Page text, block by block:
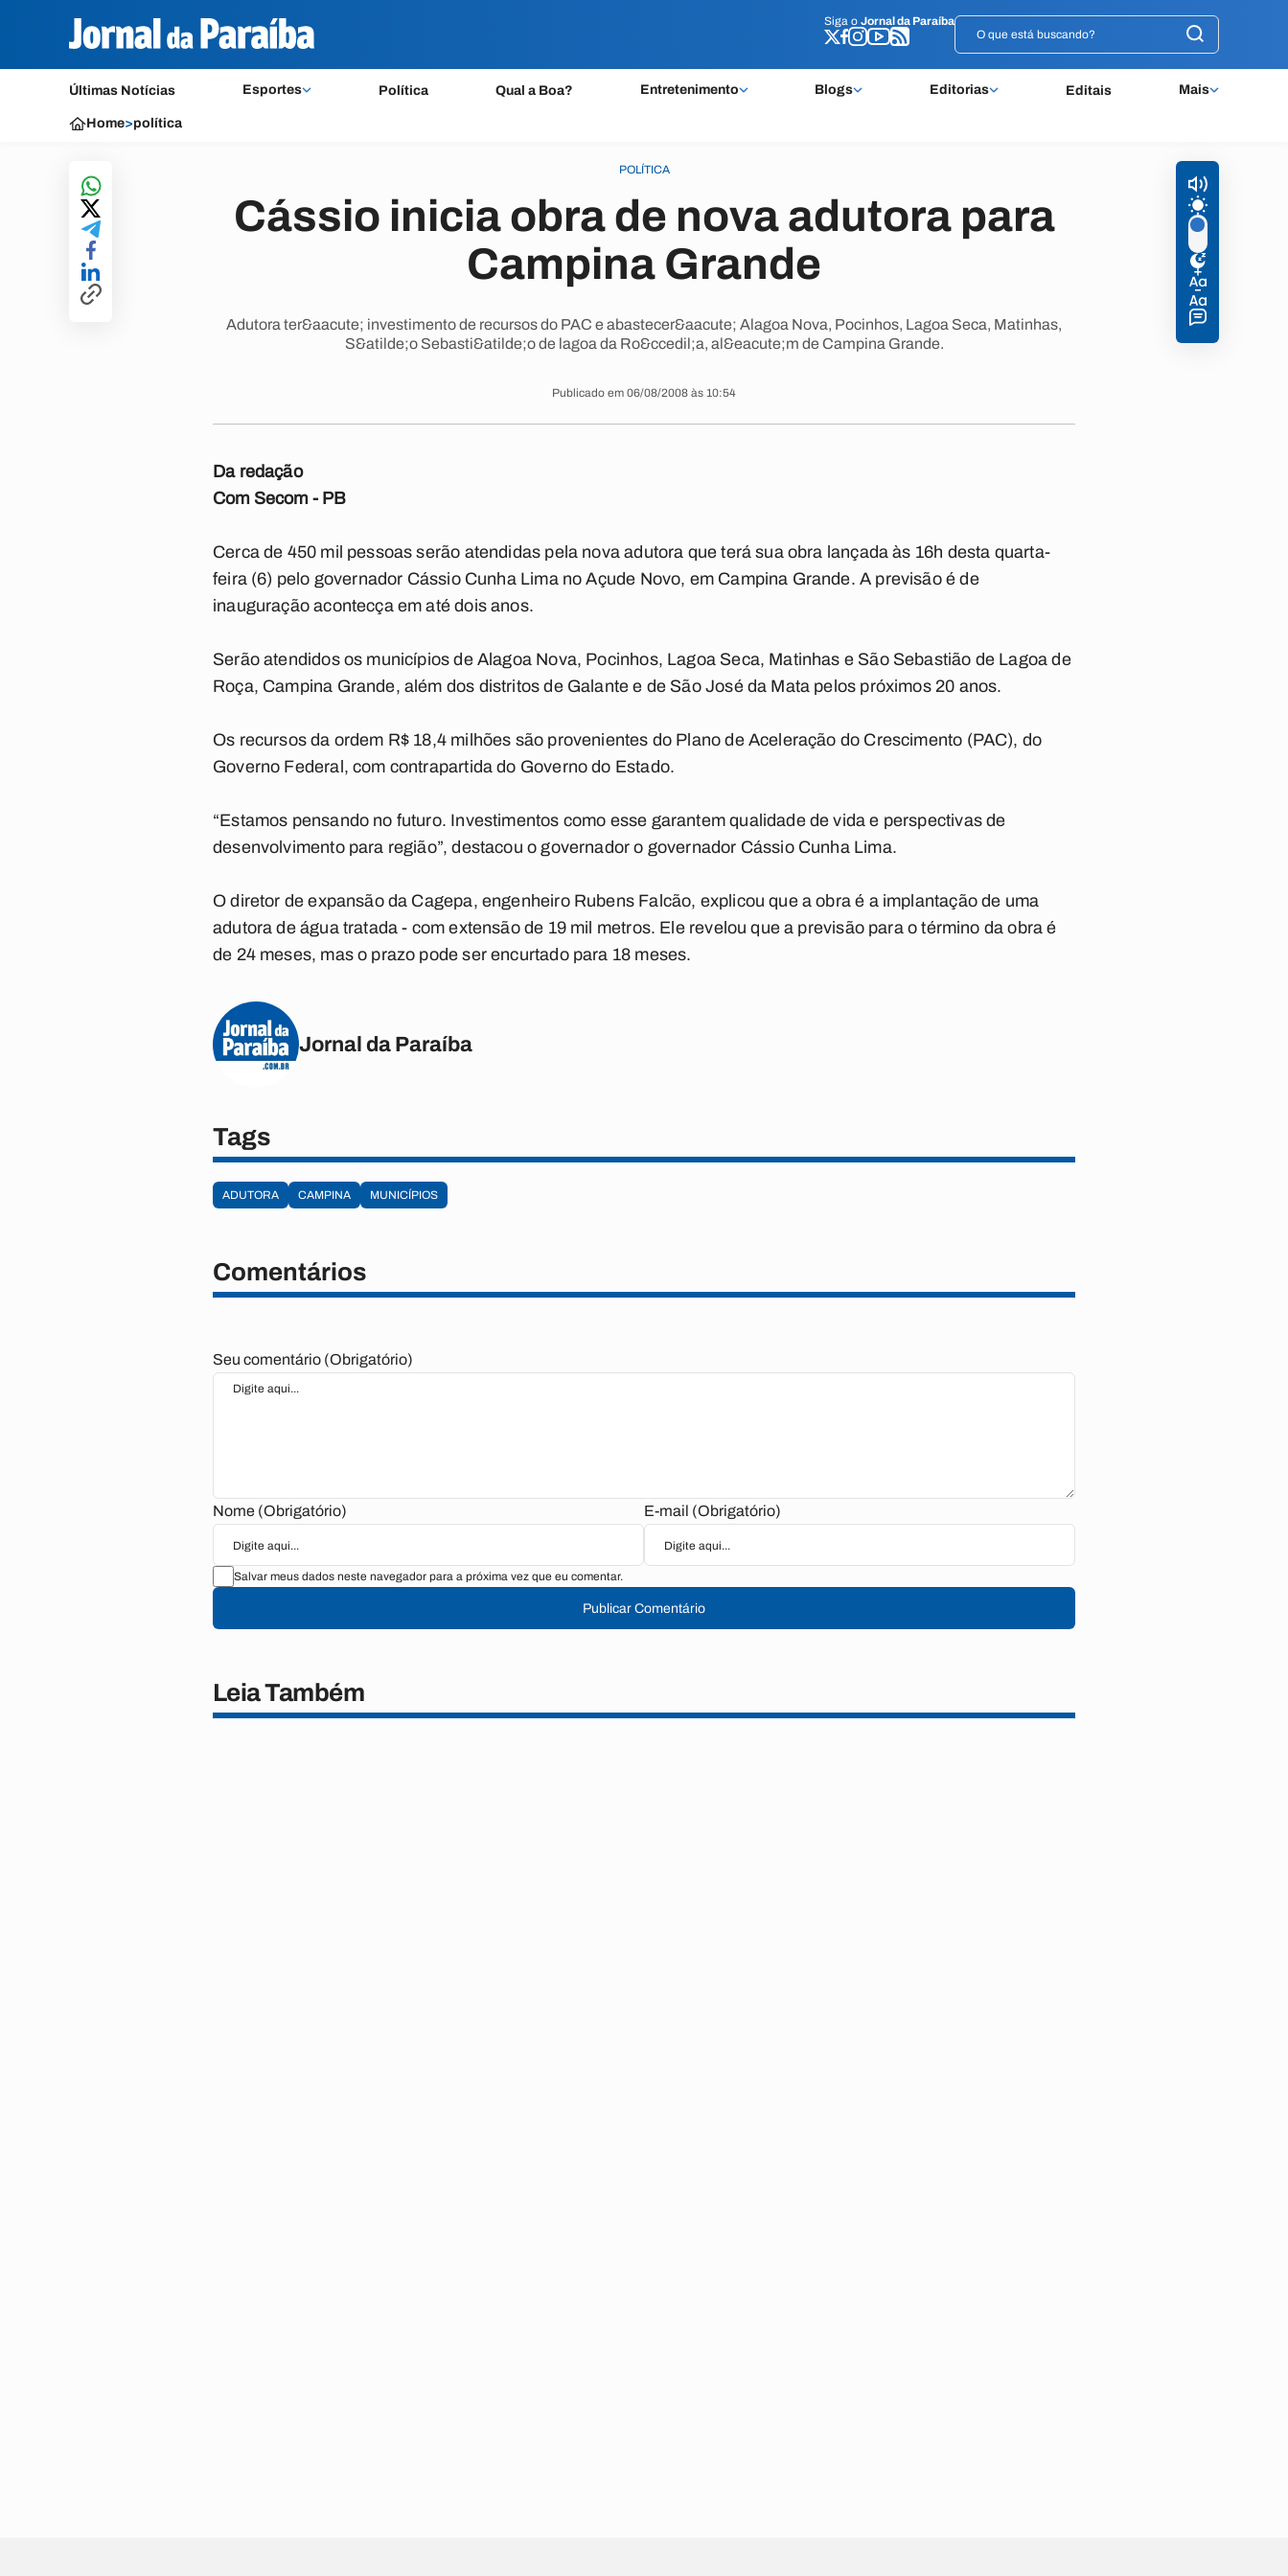
Siga o Jornal da Paraíba
Últimas Notícias Esportes Política Qual a Boa? Entretenimento Blogs Editorias Editais Mais
Siga o Jornal da Paraíba
Home>política
POLÍTICA
Cássio inicia obra de nova adutora para
Campina Grande
Adutora ter&aacute; investimento de recursos do PAC e abastecer&aacute; Alagoa Nova, Pocinhos, Lagoa Seca, Matinhas,
S&atilde;o Sebasti&atilde;o de lagoa da Ro&ccedil;a, al&eacute;m de Campina Grande.
Publicado em 06/08/2008 às 10:54
Da redação
Com Secom - PB
Cerca de 450 mil pessoas serão atendidas pela nova adutora que terá sua obra lançada às 16h desta quarta-
feira (6) pelo governador Cássio Cunha Lima no Açude Novo, em Campina Grande. A previsão é de
inauguração acontecça em até dois anos.
Serão atendidos os municípios de Alagoa Nova, Pocinhos, Lagoa Seca, Matinhas e São Sebastião de Lagoa de
Roça, Campina Grande, além dos distritos de Galante e de São José da Mata pelos próximos 20 anos.
Os recursos da ordem R$ 18,4 milhões são provenientes do Plano de Aceleração do Crescimento (PAC), do
Governo Federal, com contrapartida do Governo do Estado.
“Estamos pensando no futuro. Investimentos como esse garantem qualidade de vida e perspectivas de
desenvolvimento para região”, destacou o governador o governador Cássio Cunha Lima.
O diretor de expansão da Cagepa, engenheiro Rubens Falcão, explicou que a obra é a implantação de uma
adutora de água tratada - com extensão de 19 mil metros. Ele revelou que a previsão para o término da obra é
de 24 meses, mas o prazo pode ser encurtado para 18 meses.
Jornal da Paraíba
Tags
ADUTORA CAMPINA MUNICÍPIOS
Comentários
Seu comentário (Obrigatório)
Nome (Obrigatório) E-mail (Obrigatório)
Salvar meus dados neste navegador para a próxima vez que eu comentar.
Publicar Comentário
Leia Também